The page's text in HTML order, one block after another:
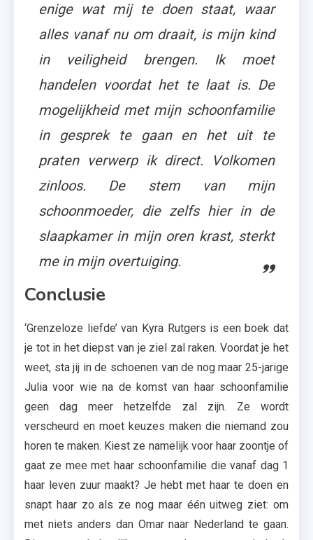
enige wat mij te doen staat, waar
alles vanaf nu om draait, is mijn kind
in veiligheid brengen. Ik moet
handelen voordat het te laat is. De
mogelijkheid met mijn schoonfamilie
in gesprek te gaan en het uit te
praten verwerp ik direct. Volkomen
zinloos. De stem van mijn
schoonmoeder, die zelfs hier in de
slaapkamer in mijn oren krast, sterkt
me in mijn overtuiging.
Conclusie
‘Grenzeloze liefde’ van Kyra Rutgers is een boek dat
je tot in het diepst van je ziel zal raken. Voordat je het
weet, sta jij in de schoenen van de nog maar 25-jarige
Julia voor wie na de komst van haar schoonfamilie
geen dag meer hetzelfde zal zijn. Ze wordt
verscheurd en moet keuzes maken die niemand zou
horen te maken. Kiest ze namelijk voor haar zoontje of
gaat ze mee met haar schoonfamilie die vanaf dag 1
haar leven zuur maakt? Je hebt met haar te doen en
snapt haar zo als ze nog maar één uitweg ziet: om
met niets anders dan Omar naar Nederland te gaan.